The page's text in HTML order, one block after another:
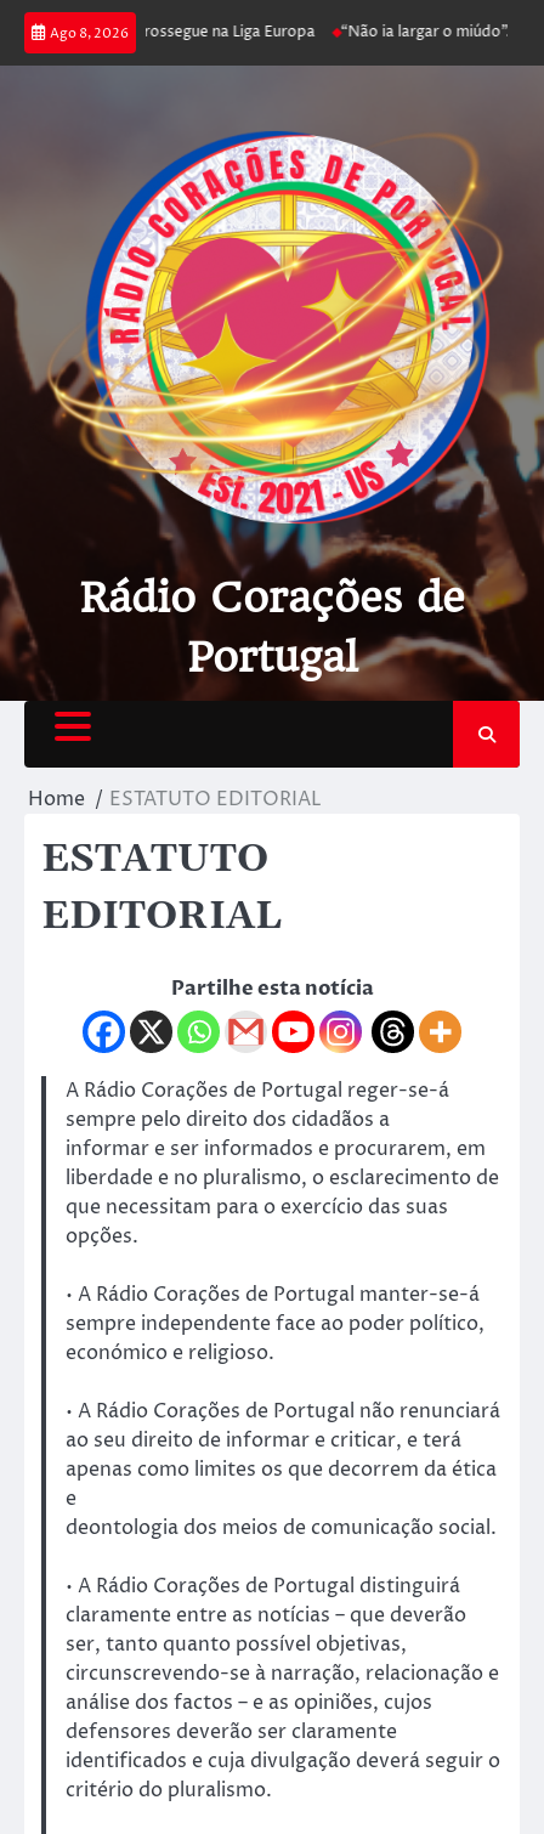
Ago 8, 2026
joga poker e prossegue na Liga Europa “Não ia largar o miúdo”.
Rádio Corações de
Portugal
Home ESTATUTO EDITORIAL
ESTATUTO
EDITORIAL
Partilhe esta notícia
A Rádio Corações de Portugal reger-se-á
sempre pelo direito dos cidadãos a
informar e ser informados e procurarem, em
liberdade e no pluralismo, o esclarecimento de
que necessitam para o exercício das suas
opções.
• A Rádio Corações de Portugal manter-se-á
sempre independente face ao poder político,
económico e religioso.
• A Rádio Corações de Portugal não renunciará
ao seu direito de informar e criticar, e terá
apenas como limites os que decorrem da ética
e
deontologia dos meios de comunicação social.
• A Rádio Corações de Portugal distinguirá
claramente entre as notícias – que deverão
ser, tanto quanto possível objetivas,
circunscrevendo-se à narração, relacionação e
análise dos factos – e as opiniões, cujos
defensores deverão ser claramente
identificados e cuja divulgação deverá seguir o
critério do pluralismo.